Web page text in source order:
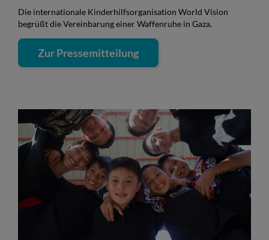
Die internationale Kinderhilfsorganisation World Vision
begrüßt die Vereinbarung einer Waffenruhe in Gaza.
Zur Pressemitteilung